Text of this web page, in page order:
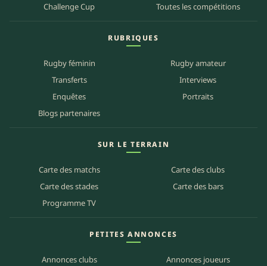
Challenge Cup
Toutes les compétitions
RUBRIQUES
Rugby féminin
Rugby amateur
Transferts
Interviews
Enquêtes
Portraits
Blogs partenaires
SUR LE TERRAIN
Carte des matchs
Carte des clubs
Carte des stades
Carte des bars
Programme TV
PETITES ANNONCES
Annonces clubs Annonces joueurs